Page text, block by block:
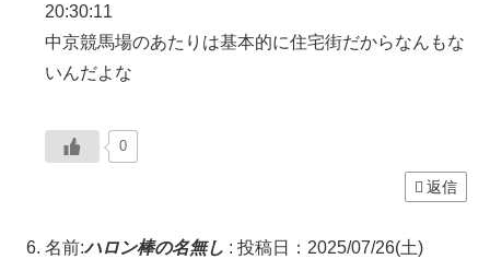
20:30:11
中京競馬場のあたりは基本的に住宅街だからなんもな
いんだよな
0
返信
名前:ハロン棒の名無し : 投稿日：2025/07/26(土)